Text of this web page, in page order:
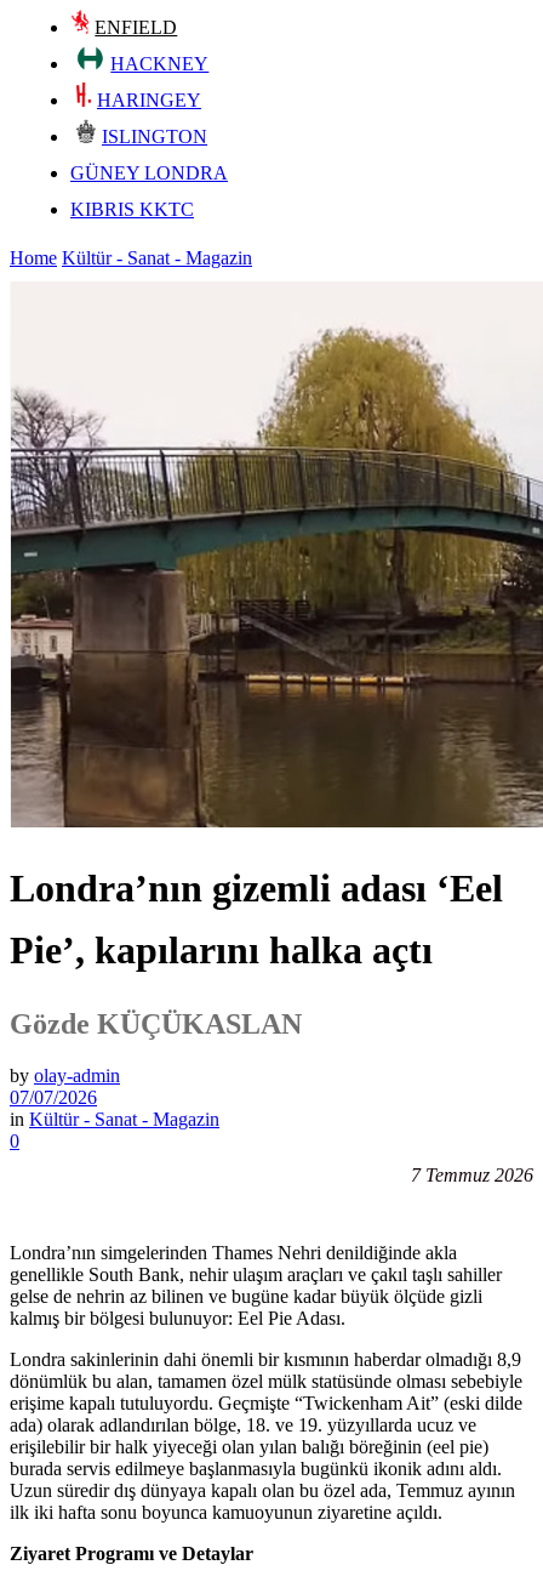
ENFIELD
HACKNEY
HARINGEY
ISLINGTON
GÜNEY LONDRA
KIBRIS KKTC
Home Kültür - Sanat - Magazin
Londra’nın gizemli adası ‘Eel
Pie’, kapılarını halka açtı
Gözde KÜÇÜKASLAN
by olay-admin
07/07/2026
in Kültür - Sanat - Magazin
0
7 Temmuz 2026
Londra’nın simgelerinden Thames Nehri denildiğinde akla
genellikle South Bank, nehir ulaşım araçları ve çakıl taşlı sahiller
gelse de nehrin az bilinen ve bugüne kadar büyük ölçüde gizli
kalmış bir bölgesi bulunuyor: Eel Pie Adası.
Londra sakinlerinin dahi önemli bir kısmının haberdar olmadığı 8,9
dönümlük bu alan, tamamen özel mülk statüsünde olması sebebiyle
erişime kapalı tutuluyordu. Geçmişte “Twickenham Ait” (eski dilde
ada) olarak adlandırılan bölge, 18. ve 19. yüzyıllarda ucuz ve
erişilebilir bir halk yiyeceği olan yılan balığı böreğinin (eel pie)
burada servis edilmeye başlanmasıyla bugünkü ikonik adını aldı.
Uzun süredir dış dünyaya kapalı olan bu özel ada, Temmuz ayının
ilk iki hafta sonu boyunca kamuoyunun ziyaretine açıldı.
Ziyaret Programı ve Detaylar